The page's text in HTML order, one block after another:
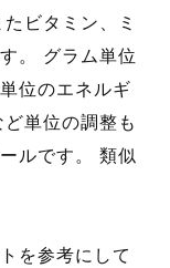
ビタミン、ミ
。 グラム単位
位のエネルギ
単位の調整も
ルです。 類似
を参考にして